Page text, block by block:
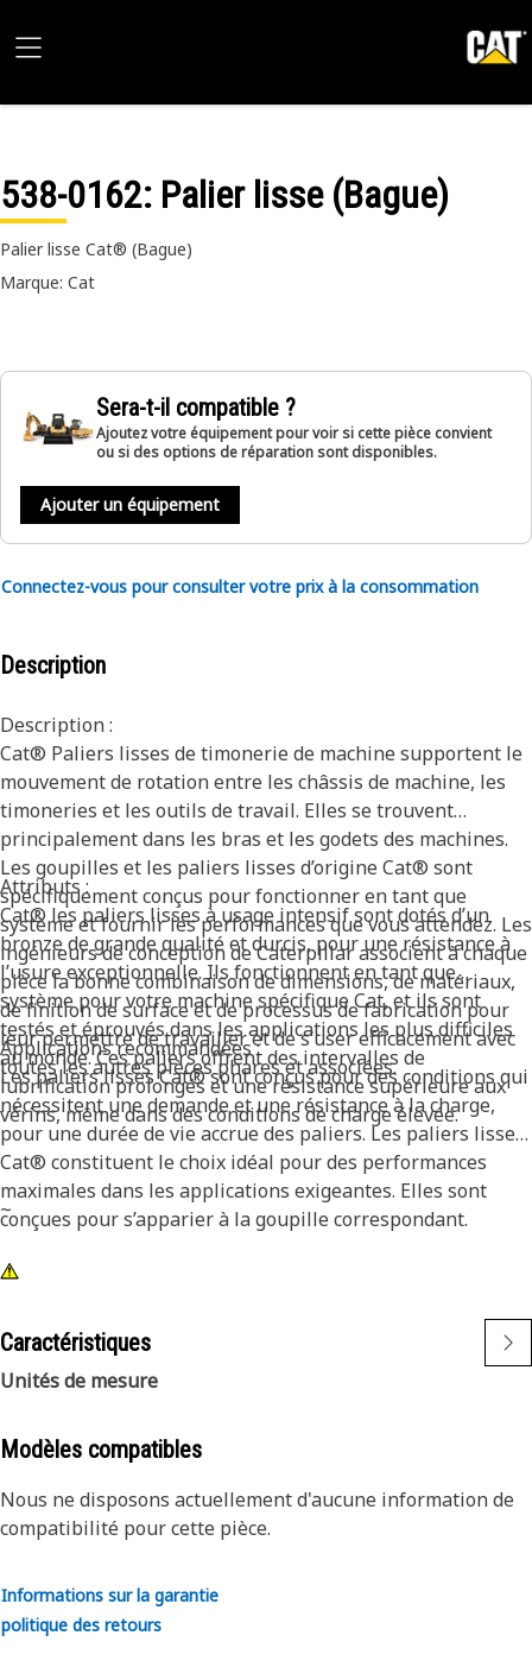
538-0162: Palier lisse (Bague)
Palier lisse Cat® (Bague)
Marque: Cat
Sera-t-il compatible ?
Ajoutez votre équipement pour voir si cette pièce convient
ou si des options de réparation sont disponibles.
Ajouter un équipement
Connectez-vous pour consulter votre prix à la consommation
Description
Description :
Cat® Paliers lisses de timonerie de machine supportent le
mouvement de rotation entre les châssis de machine, les
timoneries et les outils de travail. Elles se trouvent
principalement dans les bras et les godets des machines.
Les goupilles et les paliers lisses d’origine Cat® sont
spécifiquement conçus pour fonctionner en tant que
système et fournir les performances que vous attendez. Les
ingénieurs de conception de Caterpillar associent à chaque
pièce la bonne combinaison de dimensions, de matériaux,
de finition de surface et de processus de fabrication pour
leur permettre de travailler et de s’user efficacement avec
toutes les autres pièces phares et associées.
Attributs :
Cat® les paliers lisses à usage intensif sont dotés d’un
bronze de grande qualité et durcis, pour une résistance à
l’usure exceptionnelle. Ils fonctionnent en tant que
système pour votre machine spécifique Cat, et ils sont
testés et éprouvés dans les applications les plus difficiles
au monde. Ces paliers offrent des intervalles de
lubrification prolongés et une résistance supérieure aux
vérins, même dans des conditions de charge élevée.
Applications recommandées :
Les paliers lisses Cat® sont conçus pour des conditions qui
nécessitent une demande et une résistance à la charge,
pour une durée de vie accrue des paliers. Les paliers lisses
Cat® constituent le choix idéal pour des performances
maximales dans les applications exigeantes. Elles sont
conçues pour s’apparier à la goupille correspondant.
~
Caractéristiques
Unités de mesure
Modèles compatibles
Nous ne disposons actuellement d'aucune information de
compatibilité pour cette pièce.
Informations sur la garantie
politique des retours